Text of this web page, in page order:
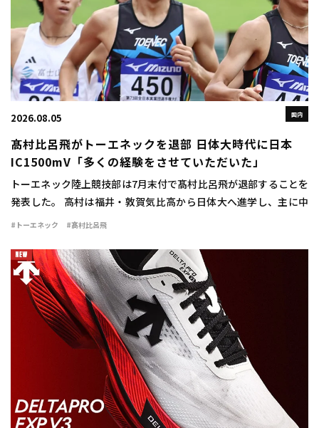
国内
2026.08.05
髙村比呂飛がトーエネックを退部 日体大時代に日本
IC1500mV「多くの経験をさせていただいた」
トーエネック陸上競技部は7月末付で髙村比呂飛が退部することを
発表した。 高村は福井・敦賀気比高から日体大へ進学し、主に中
距離で活躍。1500mで2年時に3分42秒76をマークすると、3、4年
#トーエネック #髙村比呂飛